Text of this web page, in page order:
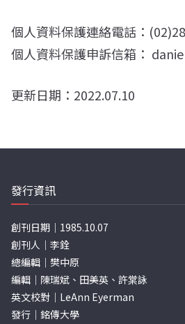
個人資料保護連絡電話：
個人資料保護申訴信箱：
更新日期：2022.07.10
發行資訊
創刊日期｜1985.10.07
創刊人｜李銓
總編輯｜樊中原
編輯｜陳瑞斌、田美英、許棠詠
英文校對｜LeAnn Eyerman
發行｜銘傳大學